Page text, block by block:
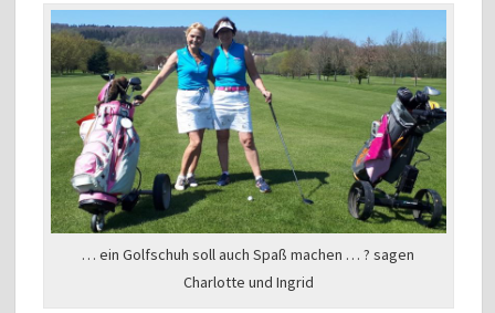
… ein Golfschuh soll auch Spaß machen … ? sagen
Charlotte und Ingrid